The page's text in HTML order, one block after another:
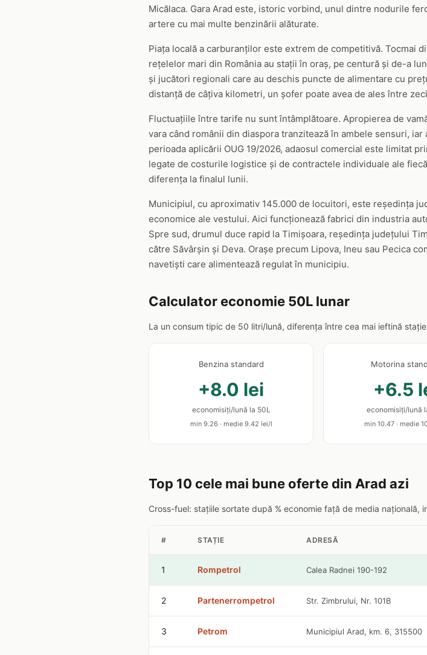
Micălaca. Gara Arad este, istoric vorbind, unul dintre nodurile
artere cu mai multe benzinării alăturate.
Piața locală a carburanților este extrem de competitivă. Tocmai
rețelelor mari din România au stații în oraș, pe centură și de-a
și jucători regionali care au deschis puncte de alimentare cu
distanță de câțiva kilometri, un șofer poate avea de ales între
Fluctuațiile între tarife nu sunt întâmplătoare. Apropierea de
vara când românii din diaspora tranzitează în ambele sensuri,
perioada aplicării OUG 19/2026, adaosul comercial este limitat
legate de costurile logistice și de contractele individuale ale
diferența la finalul lunii.
Municipiul, cu aproximativ 145.000 de locuitori, este reședința
economice ale vestului. Aici funcționează fabrici din industria
Spre sud, drumul duce rapid la Timișoara, reședința județului
către Săvârșin și Deva. Orașe precum Lipova, Ineu sau Pecica
navetiști care alimentează regulat în municipiu.
Calculator economie 50L lunar
La un consum tipic de 50 litri/lună, diferența între cea mai ieftină
Benzina standard
+8.0 lei
economisiți/lună la 50L
min 9.26 · medie 9.42 lei/l
Motorina
+6.5
economisiți/lună
min 10.47 · medie
Top 10 cele mai bune oferte din Arad azi
Cross-fuel: stațiile sortate după % economie față de media națională,
# STAȚIE ADRESĂ
1 Rompetrol Calea Radnei 190-192
2 Partenerrompetrol Str. Zimbrului, Nr. 101B
3 Petrom Municipiul Arad, km. 6, 315500